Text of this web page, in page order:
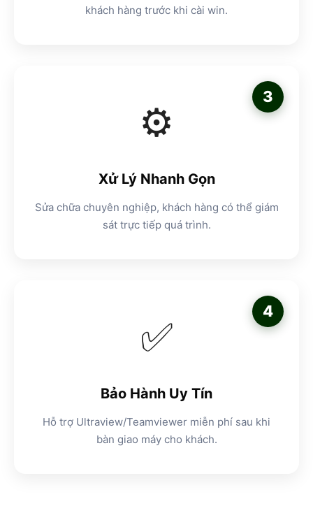
khách hàng trước khi cài win.
3
⚙️
Xử Lý Nhanh Gọn
Sửa chữa chuyên nghiệp, khách hàng có thể giám
sát trực tiếp quá trình.
4
✅
Bảo Hành Uy Tín
Hỗ trợ Ultraview/Teamviewer miễn phí sau khi
bàn giao máy cho khách.